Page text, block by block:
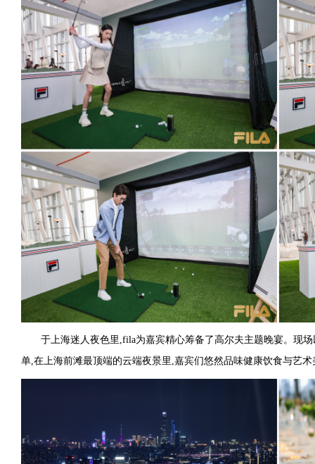
于上海迷人夜色里,fila为嘉宾精心筹备了高尔夫主题晚宴。现
单,在上海前滩最顶端的云端夜景里,嘉宾们悠然品味健康饮食与艺